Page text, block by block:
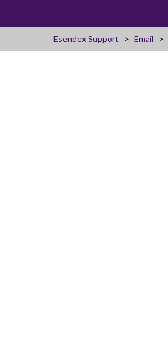
Esendex Support Email